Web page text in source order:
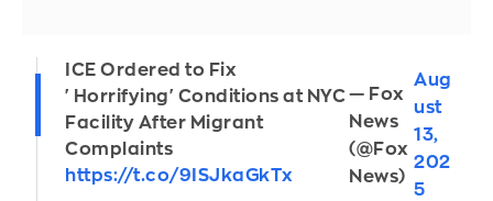
ICE Ordered to Fix
'Horrifying' Conditions at NYC
Facility After Migrant
Complaints
https://t.co/9ISJkaGkTx
— Fox
News
(@Fox
News)
Aug
ust
13,
202
5